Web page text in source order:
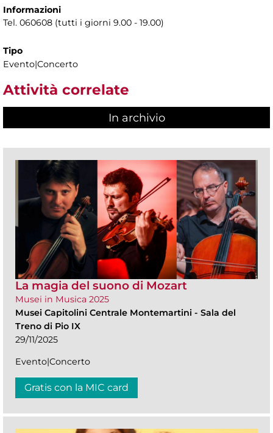
Informazioni
Tel. 060608 (tutti i giorni 9.00 - 19.00)
Tipo
Evento|Concerto
Attività correlate
In archivio
La magia del suono di Mozart
Musei in Musica 2025
Musei Capitolini Centrale Montemartini - Sala del
Treno di Pio IX
29/11/2025
Evento|Concerto
Gratis con la MIC card